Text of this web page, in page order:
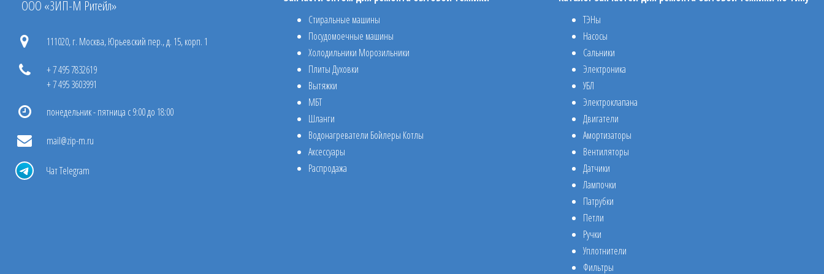
ООО «ЗИП-М Ритейл»
111020, г. Москва, Юрьевский пер., д. 15, корп. 1
+ 7 495 7832619
+ 7 495 3603991
понедельник - пятница с 9:00 до 18:00
mail@zip-m.ru
Чат Telegram
Стиральные машины
Посудомоечные машины
Холодильники Морозильники
Плиты Духовки
Вытяжки
МБТ
Шланги
Водонагреватели Бойлеры Котлы
Аксессуары
Распродажа
ТЭНы
Насосы
Сальники
Электроника
УБЛ
Электроклапана
Двигатели
Амортизаторы
Вентиляторы
Датчики
Лампочки
Патрубки
Петли
Ручки
Уплотнители
Фильтры